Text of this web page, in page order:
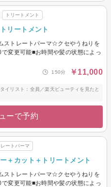
トリートメント
リートメント
ストレートパーマ☆クセやうねりを
変更可能■お時間や髪の状態によっ
150分 ￥11,000
イリスト：全員／楽天ビューティを見たと
ーで予約
レートパーマ
＋カット＋トリートメント
ストレートパーマ☆クセやうねりを
変更可能■お時間や髪の状態によっ